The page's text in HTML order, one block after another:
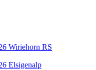
Wiriehorn RS
Elsigenalp